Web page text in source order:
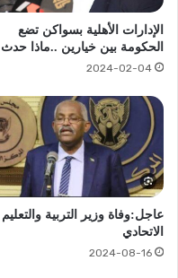
الإدارات الأهلية بسواكن تضع
الحكومة بين خيارين ..ماذا حدث
2024-02-04
عاجل:وفاة وزير التربية والتعليم
الاتحادي
2024-08-16